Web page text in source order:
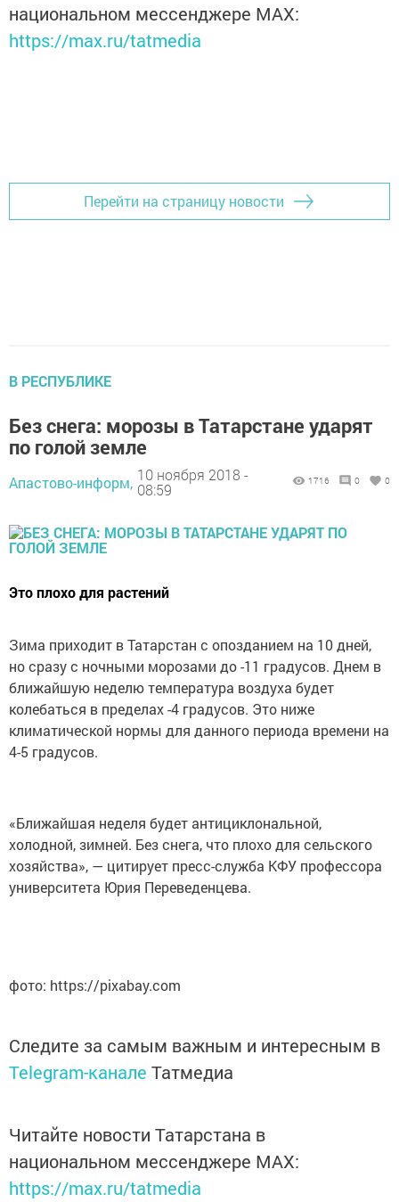
национальном мессенджере MАХ:
https://max.ru/tatmedia
Перейти на страницу новости
В РЕСПУБЛИКЕ
Без снега: морозы в Татарстане ударят
по голой земле
Апастово-информ, 10 ноября 2018 -
08:59
1716 0 0
Это плохо для растений
Зима приходит в Татарстан с опозданием на 10 дней,
но сразу с ночными морозами до -11 градусов. Днем в
ближайшую неделю температура воздуха будет
колебаться в пределах -4 градусов. Это ниже
климатической нормы для данного периода времени на
4-5 градусов.
«Ближайшая неделя будет антициклональной,
холодной, зимней. Без снега, что плохо для сельского
хозяйства», — цитирует пресс-служба КФУ профессора
университета Юрия Переведенцева.
фото: https://pixabay.com
Следите за самым важным и интересным в
Telegram-канале Татмедиа
Читайте новости Татарстана в
национальном мессенджере MАХ:
https://max.ru/tatmedia